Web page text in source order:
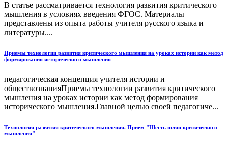
В статье рассматривается технология развития критического
мышления в условиях введения ФГОС. Материалы
представлены из опыта работы учителя русского языка и
литературы....
Приемы технологии развития критического мышления на уроках истории как метод
формирования исторического мышления
педагогическая концепция учителя истории и
обществознанияПриемы технологии развития критического
мышления на уроках истории как метод формирования
исторического мышления.Главной целью своей педагогиче...
Технология развития критического мышления. Прием "Шесть шляп критического
мышления"